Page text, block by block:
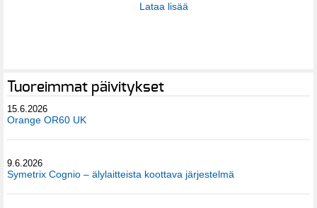
Lataa lisää
Tuoreimmat päivitykset
15.6.2026
Orange OR60 UK
9.6.2026
Symetrix Cognio – älylaitteista koottava järjestelmä